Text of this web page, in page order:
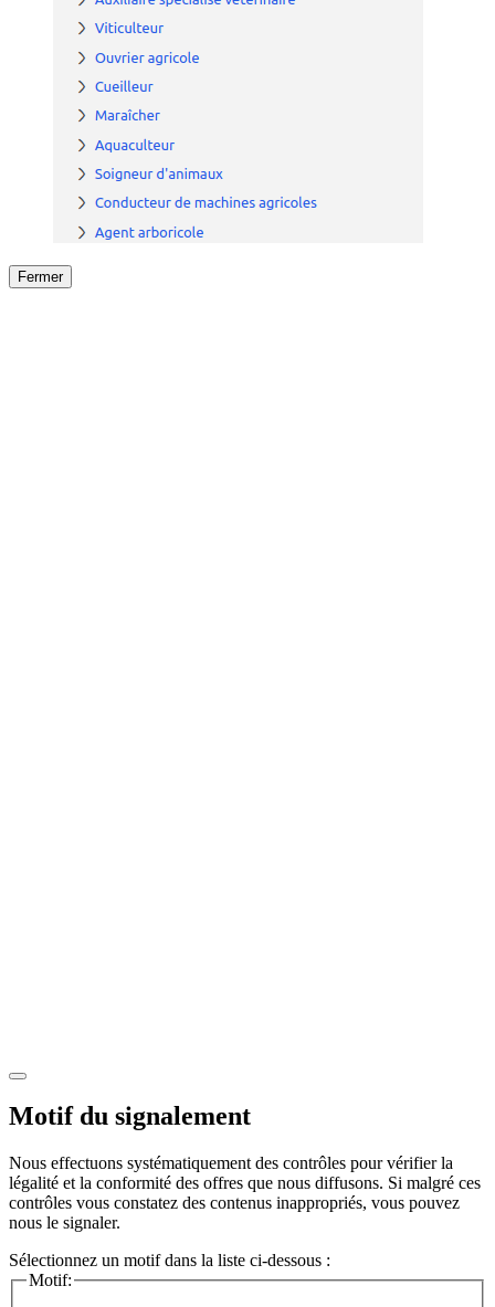
Fermer
Motif du signalement
Nous effectuons systématiquement des contrôles pour vérifier la
légalité et la conformité des offres que nous diffusons. Si malgré ces
contrôles vous constatez des contenus inappropriés, vous pouvez
nous le signaler.
Sélectionnez un motif dans la liste ci-dessous :
Motif: